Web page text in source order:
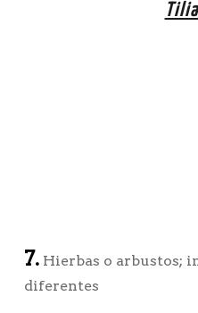
7.Hierbas o arbustos;
diferentes